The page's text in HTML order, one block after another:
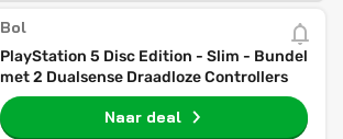
Bol
PlayStation 5 Disc Edition - Slim - Bundel
met 2 Dualsense Draadloze Controllers
Naar deal